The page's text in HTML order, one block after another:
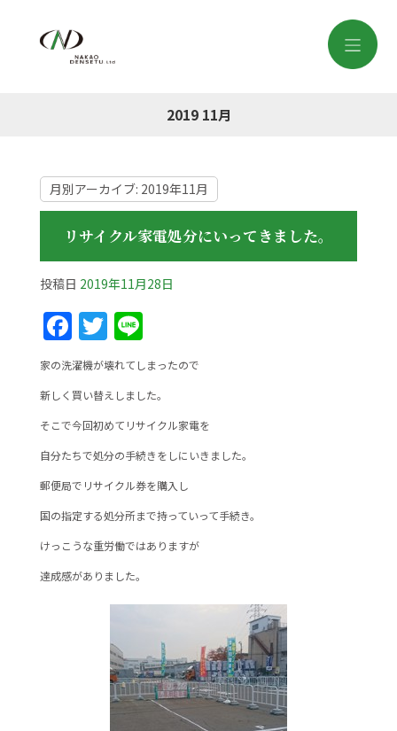
2019 11月
月別アーカイブ: 2019年11月
リサイクル家電処分にいってきました。
投稿日 2019年11月28日
F
a
c
e
b
o
o
k
T
w
itt
er
Li
n
e
家の洗濯機が壊れてしまったので
新しく買い替えしました。
そこで今回初めてリサイクル家電を
自分たちで処分の手続きをしにいきました。
郵便局でリサイクル券を購入し
国の指定する処分所まで持っていって手続き。
けっこうな重労働ではありますが
達成感がありました。